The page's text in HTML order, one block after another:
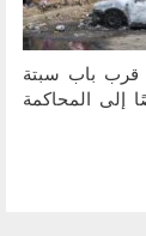
قرب باب سبتة
شخصًا إلى المحاكمة